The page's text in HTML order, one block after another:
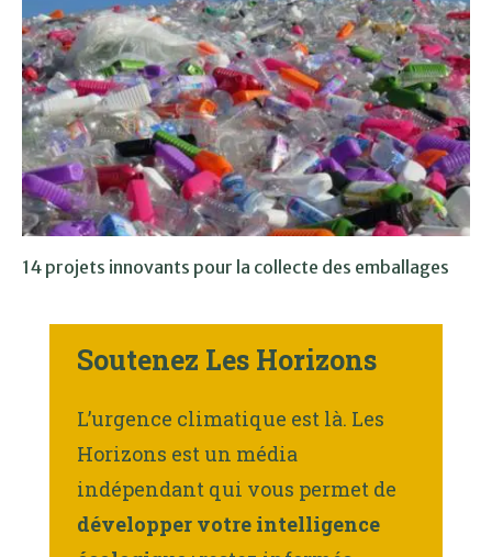
14 projets innovants pour la collecte des emballages
Soutenez Les Horizons
L’urgence climatique est là. Les
Horizons est un média
indépendant qui vous permet de
développer votre intelligence